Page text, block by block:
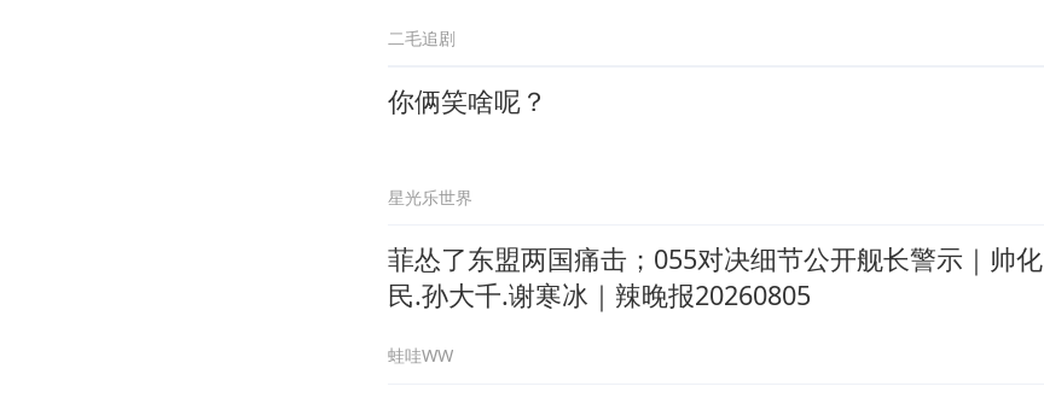
二毛追剧
你俩笑啥呢？
星光乐世界
菲怂了东盟两国痛击；055对决细节公开舰长警示｜帅化
民.孙大千.谢寒冰｜辣晚报20260805
蛙哇WW